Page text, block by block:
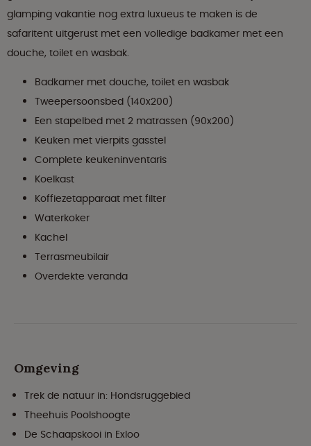
glamping vakantie nog extra luxueus te maken is de
safaritent uitgerust met een volledige badkamer met een
douche, toilet en wasbak.
Badkamer met douche, toilet en wasbak
Tweepersoonsbed (140x200)
Een stapelbed met 2 matrassen (90x200)
Keuken met vierpits gasstel
Complete keukeninventaris
Koelkast
Koffiezetapparaat met filter
Waterkoker
Kachel
Terrasmeubilair
Overdekte veranda
Omgeving
Trek de natuur in: Hondsruggebied
Theehuis Poolshoogte
De Schaapskooi in Exloo